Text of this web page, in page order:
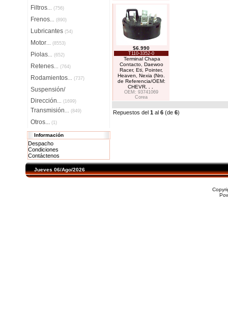
Filtros... (756)
Frenos... (890)
Lubricantes (54)
Motor... (8553)
Piolas... (652)
Retenes... (764)
Rodamientos... (737)
Suspensión/
Dirección... (1699)
Transmisión... (849)
Otros... (1)
Información
Despacho
Condiciones
Contáctenos
$6.990
T110-3352-0
Terminal Chapa
Contacto, Daewoo
Racer, Eti, Pointer,
Heaven, Nexia (Nro.
de Referencia/OEM:
CHEVR
OEM: 93741069
Corea
Repuestos del 1 al 6 (de 6)
Jueves 06/Ago/2026